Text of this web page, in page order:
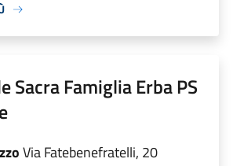
Sacra Famiglia Erba PS
Via Fatebenefratelli, 20